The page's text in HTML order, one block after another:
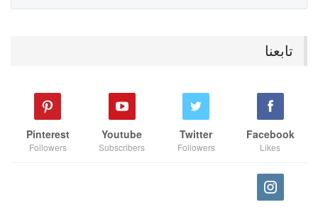
تابعنا
Facebook
Likes
Twitter
Followers
Youtube
Subscribers
Pinterest
Followers